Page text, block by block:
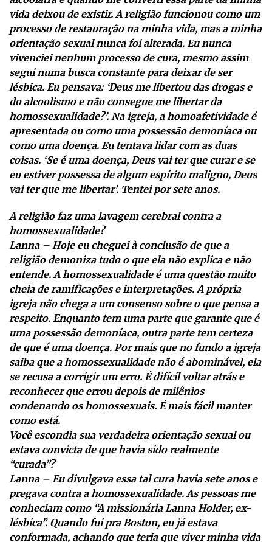
vida deixou de existir. A religião funcionou como um
processo de restauração na minha vida, mas a minha
orientação sexual nunca foi alterada. Eu nunca
vivenciei nenhum processo de cura, mesmo assim
segui numa busca constante para deixar de ser
lésbica. Eu pensava: ‘Deus me libertou das drogas e
do alcoolismo e não consegue me libertar da
homossexualidade?’. Na igreja, a homoafetividade é
apresentada ou como uma possessão demoníaca ou
como uma doença. Eu tentava lidar com as duas
coisas. ‘Se é uma doença, Deus vai ter que curar e se
eu estiver possessa de algum espírito maligno, Deus
vai ter que me libertar’. Tentei por sete anos.
A religião faz uma lavagem cerebral contra a
homossexualidade?
Lanna – Hoje eu cheguei à conclusão de que a
religião demoniza tudo o que ela não explica e não
entende. A homossexualidade é uma questão muito
cheia de ramificações e interpretações. A própria
igreja não chega a um consenso sobre o que pensa a
respeito. Enquanto tem uma parte que garante que é
uma possessão demoníaca, outra parte tem certeza
de que é uma doença. Por mais que no fundo a igreja
saiba que a homossexualidade não é abominável, ela
se recusa a corrigir um erro. É difícil voltar atrás e
reconhecer que errou depois de milênios
condenando os homossexuais. É mais fácil manter
como está.
Você escondia sua verdadeira orientação sexual ou
estava convicta de que havia sido realmente
“curada”?
Lanna – Eu divulgava essa tal cura havia sete anos e
pregava contra a homossexualidade. As pessoas me
conheciam como “A missionária Lanna Holder, ex-
lésbica”. Quando fui pra Boston, eu já estava
conformada, achando que teria que viver minha vida